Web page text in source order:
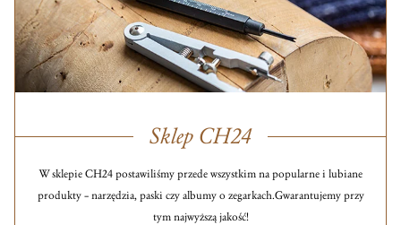
Sklep CH24
W sklepie CH24 postawiliśmy przede wszystkim na popularne i lubiane
produkty – narzędzia, paski czy albumy o zegarkach.Gwarantujemy przy
tym najwyższą jakość!